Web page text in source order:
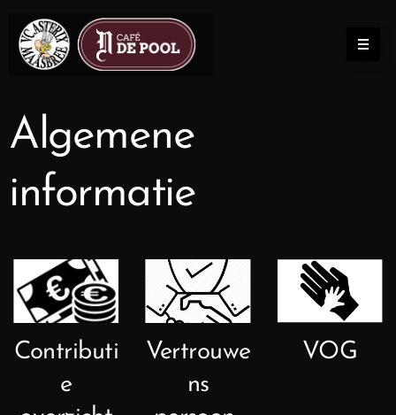
Algemene
informatie
Contributi
e
Vertrouwe
ns
VOG